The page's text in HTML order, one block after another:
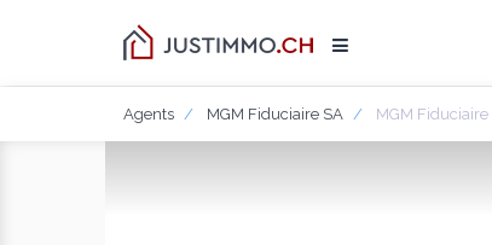
Agents MGM Fiduciaire SA MGM Fiduciaire